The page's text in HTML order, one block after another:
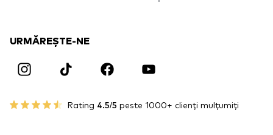
URMĂREȘTE-NE
Rating 4.5/5 peste 1000+ clienți mulțumiți